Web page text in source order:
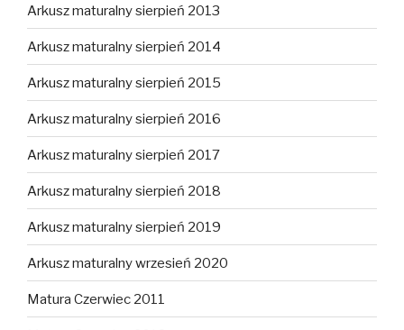
Arkusz maturalny sierpień 2013
Arkusz maturalny sierpień 2014
Arkusz maturalny sierpień 2015
Arkusz maturalny sierpień 2016
Arkusz maturalny sierpień 2017
Arkusz maturalny sierpień 2018
Arkusz maturalny sierpień 2019
Arkusz maturalny wrzesień 2020
Matura Czerwiec 2011